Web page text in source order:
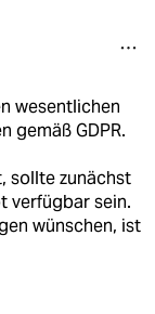
wesentlichen
gemäß GDPR.
sollte zunächst
verfügbar sein.
wünschen, ist